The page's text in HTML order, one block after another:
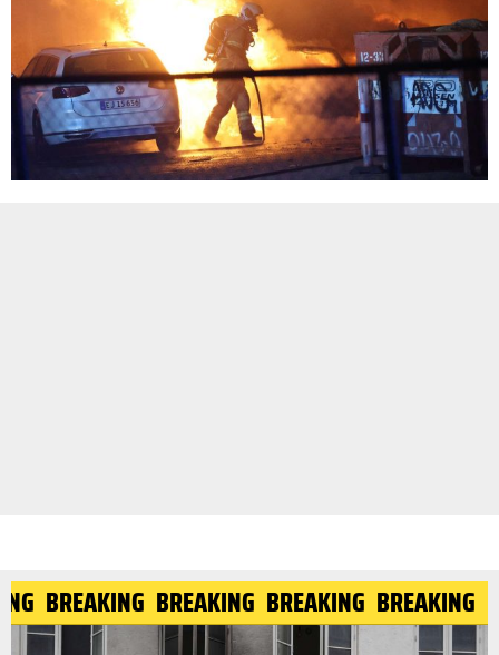
BREAKING BREAKING BREAKING BREAKING